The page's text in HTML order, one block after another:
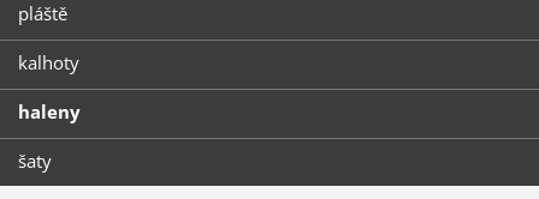
pláště
kalhoty
haleny
šaty